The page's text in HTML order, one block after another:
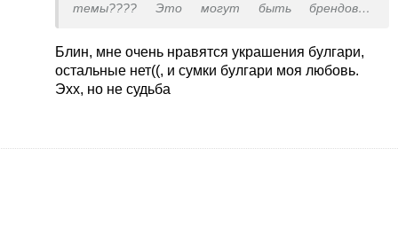
темы???? Это могут быть брендовые
Создайте тему, с посылом - кто эти люди, что
покупают гвоздь Картье за 8 тыс, когда на
рынке можно купить люкс копию ( с того же
завода, разумеется!) за 100 баксов. Ааа,
Блин, мне очень нравятся украшения булгари,
остальные нет((, и сумки булгари моя любовь.
Эхх, но не судьба